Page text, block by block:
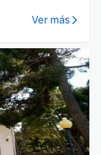
Ver más